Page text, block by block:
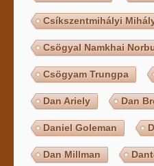
Csíkszentmihályi
Csögyal Namkhai
Csögyam Trungpa
Dan Ariely Dan
Daniel Goleman
Dan Millman